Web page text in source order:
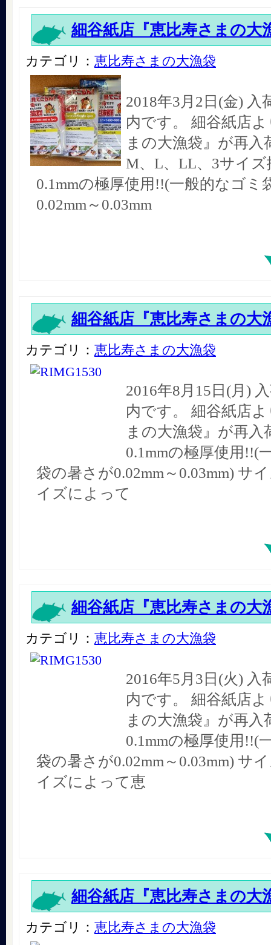
細谷紙店『恵比寿さまの大
カテゴリ： 恵比寿さまの大漁袋
2018年3月2日(金) 入
内です。 細谷紙店
まの大漁袋』が再
M、L、LL、3サイ
0.1mmの極厚使用!!(一般的なゴミ
0.02mm～0.03mm
細谷紙店『恵比寿さまの大
カテゴリ： 恵比寿さまの大漁袋
2016年8月15日(月)
内です。 細谷紙店
まの大漁袋』が再
0.1mmの極厚使用!!(
袋の暑さが0.02mm～0.03mm) サ
イズによって
細谷紙店『恵比寿さまの大
カテゴリ： 恵比寿さまの大漁袋
2016年5月3日(火) 入
内です。 細谷紙店
まの大漁袋』が再
0.1mmの極厚使用!!(
袋の暑さが0.02mm～0.03mm) サ
イズによって恵
細谷紙店『恵比寿さまの大
カテゴリ： 恵比寿さまの大漁袋